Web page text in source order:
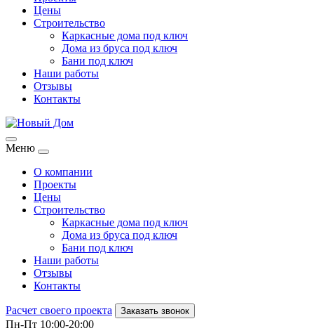
Цены
Строительство
Каркасные дома под ключ
Дома из бруса под ключ
Бани под ключ
Наши работы
Отзывы
Контакты
Меню
О компании
Проекты
Цены
Строительство
Каркасные дома под ключ
Дома из бруса под ключ
Бани под ключ
Наши работы
Отзывы
Контакты
Расчет своего проекта Заказать звонок
Пн-Пт 10:00-20:00